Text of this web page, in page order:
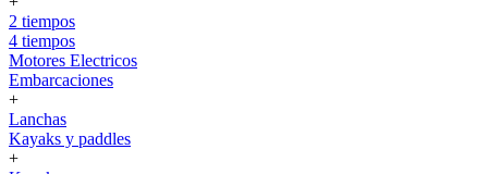
2 tiempos
4 tiempos
Motores Electricos
Embarcaciones
+
Lanchas
Kayaks y paddles
+